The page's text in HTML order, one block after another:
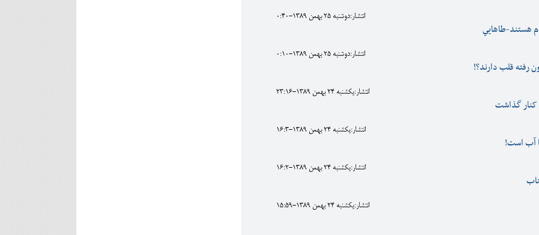
انتشار:دوشنبه 25 بهمن 1389-0:40
هستند-طاهايي
انتشار:دوشنبه 25 بهمن 1389-0:10
رفته قلب دارند؟!
انتشار:يکشنبه 24 بهمن 1389-23:16
کنار گذاشت
انتشار:يکشنبه 24 بهمن 1389-16:3
آب است!
انتشار:يکشنبه 24 بهمن 1389-16:2
انتشار:يکشنبه 24 بهمن 1389-15:59